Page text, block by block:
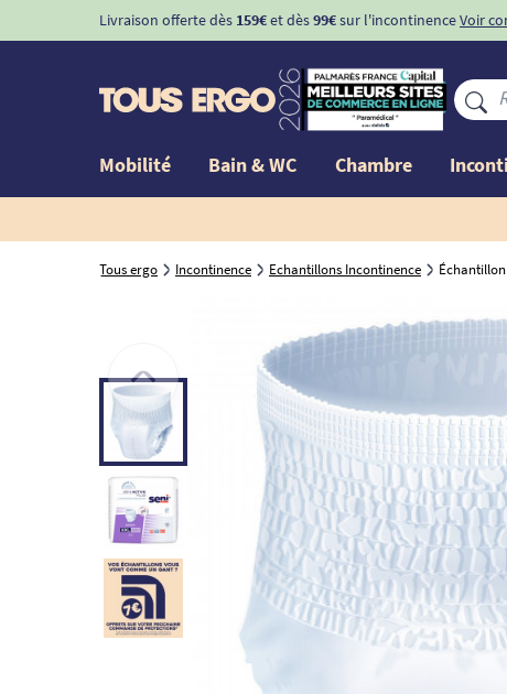
Livraison offerte dès 159€et dès99€sur l'incontinenceVoir
Mobilité Bain & WC Chambre
Tous ergo Incontinence Echantillons Incontinence Échantillon